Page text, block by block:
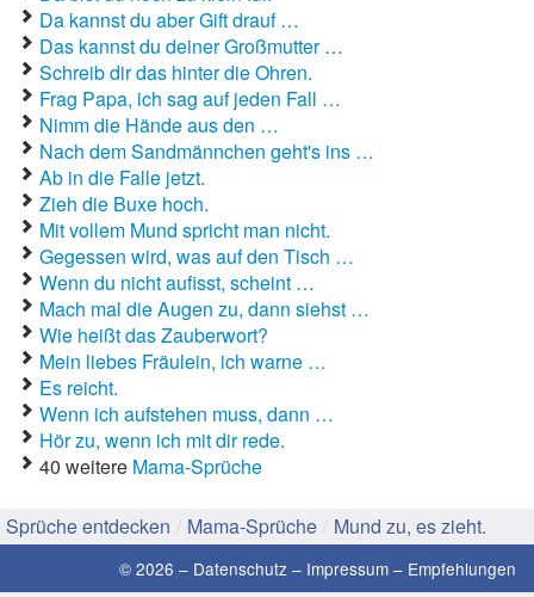
Fußballsprüche
Gute Nacht Sprüche
Gute Sprüche
Guten Morgen Sprüche
Hochzeitssprüche
Konfirmationssprüche
Lateinische Sprüche
Liebeskummer Sprüche
Lustige Sprüche
Mama-Sprüche
Schöne Sprüche
Da kannst du aber Gift drauf …
Das kannst du deiner Großmutter …
Schreib dir das hinter die Ohren.
Frag Papa, ich sag auf jeden Fall …
Nimm die Hände aus den …
Nach dem Sandmännchen geht's ins …
Ab in die Falle jetzt.
Zieh die Buxe hoch.
Mit vollem Mund spricht man nicht.
Gegessen wird, was auf den Tisch …
Wenn du nicht aufisst, scheint …
Mach mal die Augen zu, dann siehst …
Wie heißt das Zauberwort?
Mein liebes Fräulein, ich warne …
Es reicht.
Wenn ich aufstehen muss, dann …
Hör zu, wenn ich mit dir rede.
40 weitere Mama-Sprüche
Sprüche entdecken / Mama-Sprüche / Mund zu, es zieht.
© 2026 – Datenschutz – Impressum – Empfehlungen